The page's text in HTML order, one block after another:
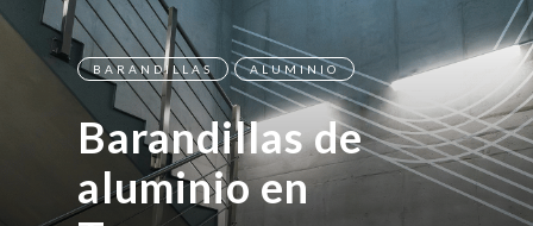
BARANDILLAS ALUMINIO
Barandillas de
aluminio en